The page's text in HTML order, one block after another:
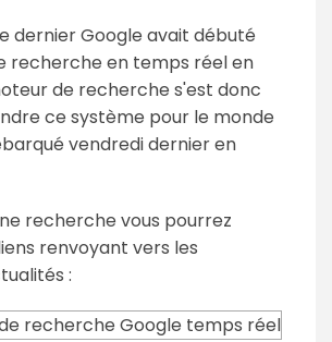
dernier Google avait débuté
recherche en temps réel en
de recherche s'est donc
ce système pour le monde
vendredi dernier en
recherche vous pourrez
renvoyant vers les
: